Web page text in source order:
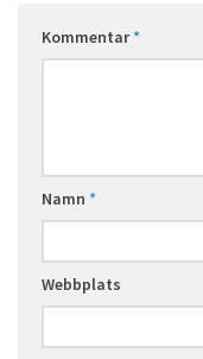
Kommentar*
Namn *
Webbplats